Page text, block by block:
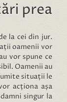
prea
la cei din jur.
oamenii vor
vor spune ce
Oamenii au
situații le
acționa așa
singur la